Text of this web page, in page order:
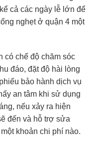
cả các ngày lễ lớn để
nghẹt ở quận 4 một
có chế độ chăm sóc
đáo, đặt độ hài lòng
bảo hành dịch vụ
an tâm khi sử dụng
nếu xảy ra hiện
đến và hỗ trợ sửa
khoản chi phí nào.